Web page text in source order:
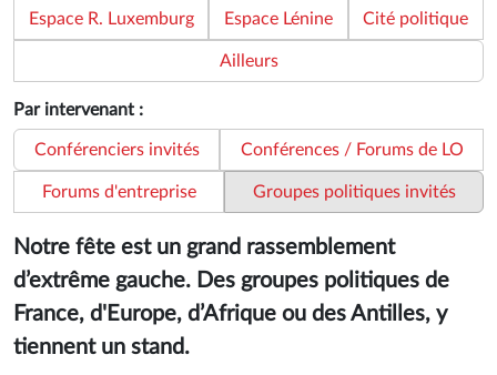
Espace R. Luxemburg Espace Lénine Cité politique
Ailleurs
Par intervenant :
Conférenciers invités Conférences / Forums de LO
Forums d'entreprise Groupes politiques invités
Notre fête est un grand rassemblement
d’extrême gauche. Des groupes politiques de
France, d'Europe, d’Afrique ou des Antilles, y
tiennent un stand.